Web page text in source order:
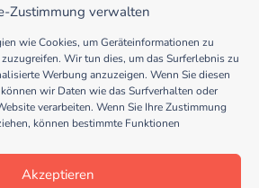
Zustimmung verwalten
wie Cookies, um Geräteinformationen zu
Wir tun dies, um das Surferlebnis zu
Werbung anzuzeigen. Wenn Sie diesen
wir Daten wie das Surfverhalten oder
verarbeiten. Wenn Sie Ihre Zustimmung
können bestimmte Funktionen
Akzeptieren
mich